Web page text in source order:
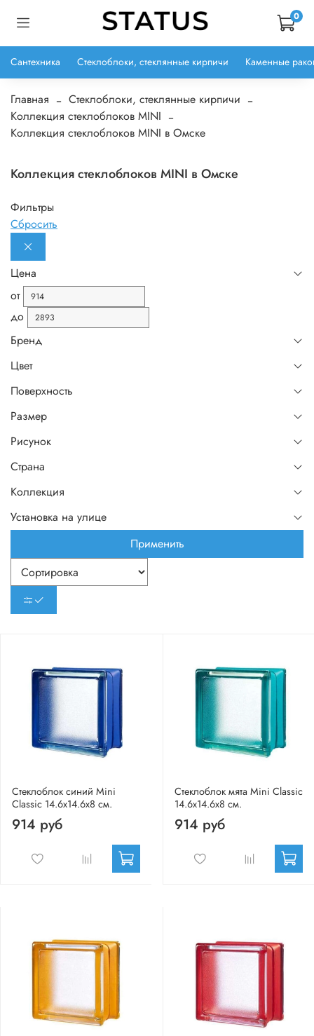
0
Сантехника Стеклоблоки, стеклянные кирпичи Каменные
Главная
Стеклоблоки, стеклянные кирпичи
Коллекция стеклоблоков MINI
Коллекция стеклоблоков MINI в Омске
Коллекция стеклоблоков MINI в Омске
Стеклоблок синий Mini
Classic 14.6x14.6x8 см.
914 руб
Стеклоблок мята Mini Classic
14.6x14.6x8 см.
914 руб
Фильтры
Сбросить
Цена
от
до
Бренд
Цвет
Поверхность
Размер
Рисунок
Страна
Коллекция
Установка на улице
Применить